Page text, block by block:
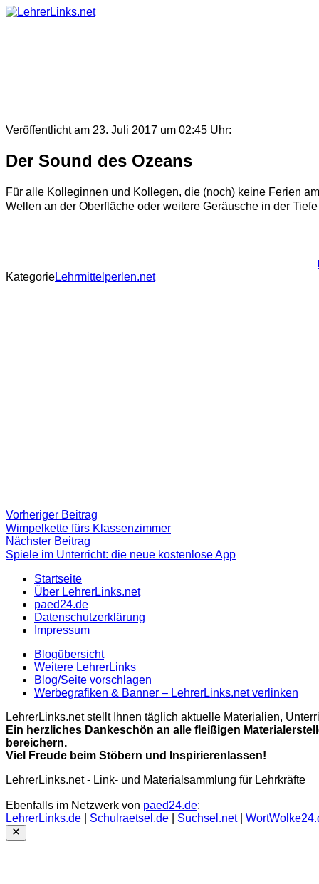
Skip
Veröffentlicht am 23. Juli 2017 um 02:45 Uhr:
Der Sound des Ozeans
Für alle Kolleginnen und Kollegen, die (noch) keine Ferien
Wellen an der Oberfläche oder weitere Geräusche in der
KategorieLehrmittelperlen.net
Beitragsnavigation
Vorheriger Beitrag
Beitrag:
Wimpelkette fürs Klassenzimmer
Nächster Beitrag
Beitrag
Spiele im Unterricht: die neue kostenlose App
Startseite
Über LehrerLinks.net
paed24.de
Datenschutzerklärung
Impressum
Blogübersicht
Weitere LehrerLinks
Blog/Seite vorschlagen
Werbegrafiken & Banner – LehrerLinks.net verlinken
LehrerLinks.net stellt Ihnen täglich aktuelle Materialien,
Ein herzliches Dankeschön an alle fleißigen
bereichern.
Viel Freude beim Stöbern und Inspirierenlassen!
LehrerLinks.net - Link- und Materialsammlung für Lehrkräfte
Ebenfalls im Netzwerk von paed24.de:
LehrerLinks.de
Schulraetsel.de Suchsel.net|
Close